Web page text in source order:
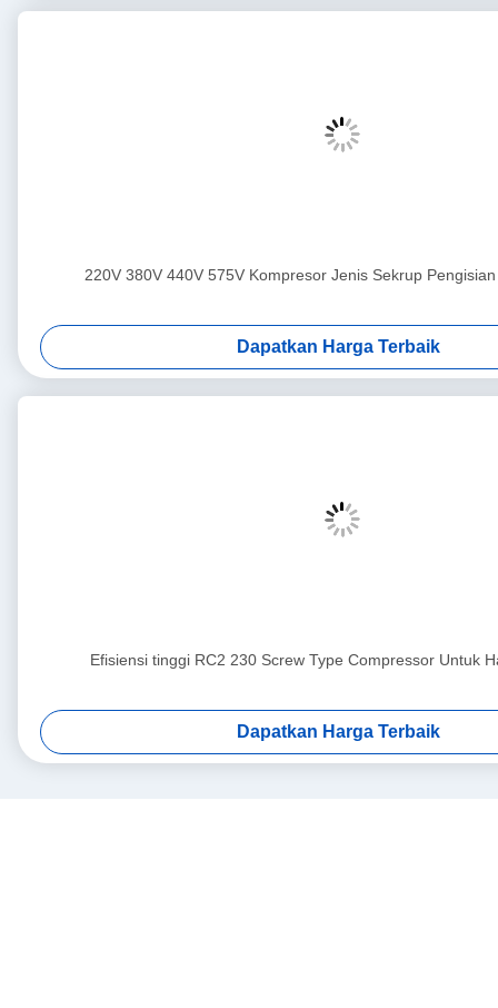
220V 380V 440V 575V Kompresor Jenis Sekrup
Dapatkan Harga Terbaik
Efisiensi tinggi RC2 230 Screw Type Compressor Untuk
Dapatkan Harga Terbaik